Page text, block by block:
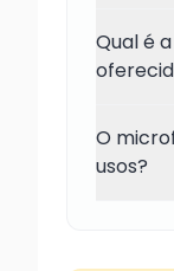
Qual é
O
usos?